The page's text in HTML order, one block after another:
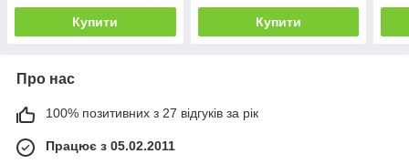
Купити Купити
Про нас
100% позитивних з 27 відгуків за рік
Працює з 05.02.2011